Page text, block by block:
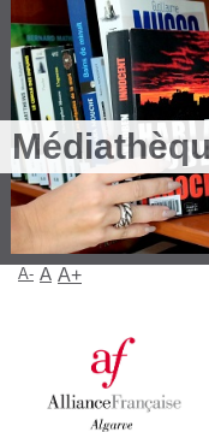
A- A A+